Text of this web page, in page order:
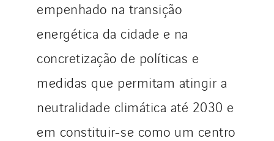
empenhado na transição
energética da cidade e na
concretização de políticas e
medidas que permitam atingir a
neutralidade climática até 2030 e
em constituir-se como um centro